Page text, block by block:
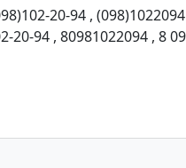
20-94 , (098)1022094
20-94 , 80981022094 , 8